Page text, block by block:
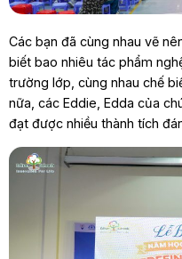
Các bạn đã cùng nhau vẽ
biết bao nhiêu tác phẩm
trường lớp, cùng nhau chế
nữa, các Eddie, Edda của
đạt được nhiều thành tích